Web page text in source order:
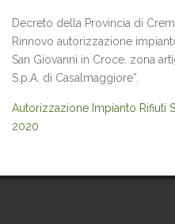
Decreto della Provincia di
Rinnovo autorizzazione
San Giovanni in Croce, zona
S.p.A. di Casalmaggiore”.
Autorizzazione Impianto Rifiuti
2020